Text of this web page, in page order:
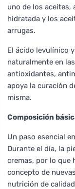
uno de los aceites,
hidratada y los
arrugas.
El ácido levulínico
naturalmente en
antioxidantes,
apoya la curación
misma.
Composición
Un paso esencial
Durante el día, la
cremas, por lo que
concepto de
nutrición de